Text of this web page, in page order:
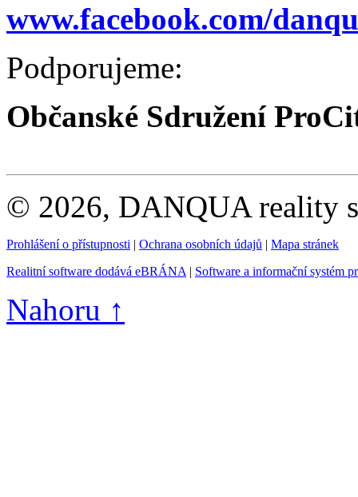
www.facebook.com/
Podporujeme:
Občanské Sdružení
© 2026, DANQUA reality
Prohlášení o přístupnosti | Ochrana osobních údajů | Mapa stránek
Realitní software dodává eBRÁNA | Software a informační systém
Nahoru ↑